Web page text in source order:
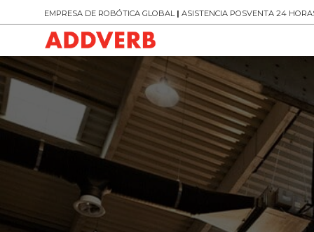
EMPRESA DE ROBÓTICA GLOBAL | ASISTENCIA POSVENTA 24